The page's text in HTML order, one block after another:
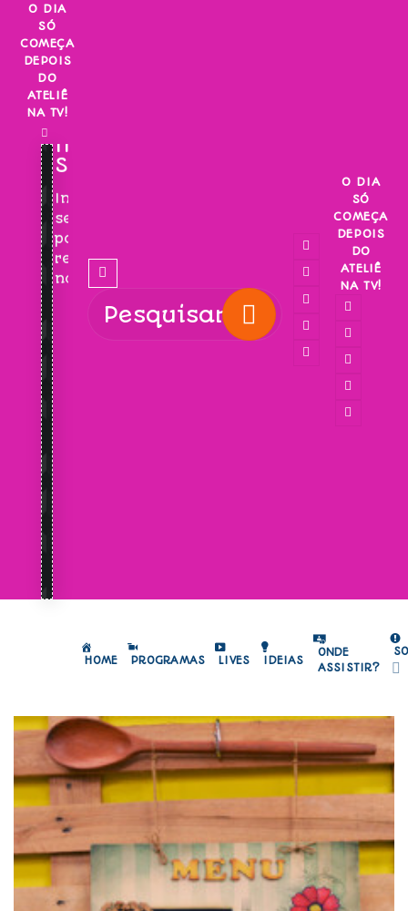
Skip
content
O DIA
SÓ
COMEÇA
DEPOIS
DO
ATELIÊ
NA TV!
INSCREVA-
SE!
Inscreva-
se
para
receber
novidades!
O DIA
SÓ
COMEÇA
DEPOIS
DO
ATELIÊ
NA TV!
HOME PROGRAMAS LIVES IDEIAS
ONDE
ASSISTIR?